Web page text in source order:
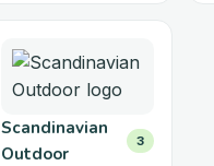
Scandinavian
Outdoor
3